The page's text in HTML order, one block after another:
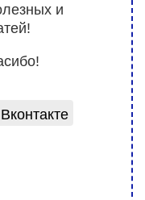
и
Вконтакте